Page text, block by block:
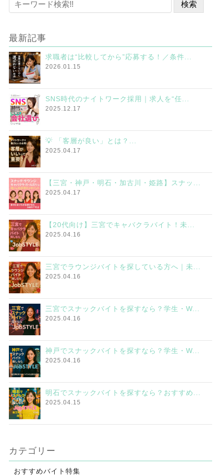
最新記事
求職者は“比較してから”応募する！／条件...
2026.01.15
SNS時代のナイトワーク採用｜求人を“任...
2025.12.17
💡 「客層が良い」とは？...
2025.04.17
【三宮・神戸・明石・加古川・姫路】スナッ...
2025.04.17
【20代向け】三宮でキャバクラバイト！未...
2025.04.16
三宮でラウンジバイトを探している方へ｜未...
2025.04.16
三宮でスナックバイトを探すなら？学生・W...
2025.04.16
神戸でスナックバイトを探すなら？学生・W...
2025.04.16
明石でスナックバイトを探すなら？おすすめ...
2025.04.15
カテゴリー
おすすめバイト特集